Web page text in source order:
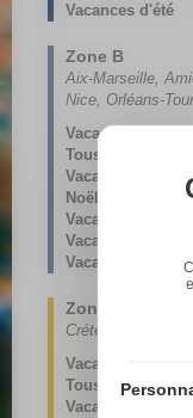
Vacances d'été
Zone B
Aix-Marseille,
Nice, Orléans-
Vacances de la
Toussaint
Vacances de
Noël
Vacances d'Hiver
Vacances d'Avril
Vacances d'été
Zone C
Créteil,
Vacances de la
Toussaint
Vacances de